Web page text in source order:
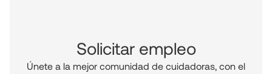
Solicitar empleo
Únete a la mejor comunidad de cuidadoras, con el